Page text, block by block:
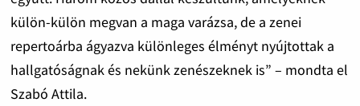
külön-külön megvan a maga varázsa, de a zenei
repertoárba ágyazva különleges élményt nyújtottak a
hallgatóságnak és nekünk zenészeknek is” – mondta el
Szabó Attila.